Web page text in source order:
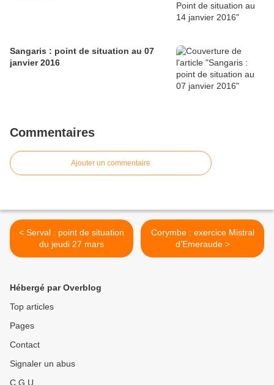
Sangaris : point de situation au 07
janvier 2016
Commentaires
Ajouter un commentaire
< Serval : point de situation
du jeudi 27 mars
Corymbe : exercice Mistral
d’Emeraude >
Hébergé par Overblog
Top articles
Pages
Contact
Signaler un abus
C.G.U.